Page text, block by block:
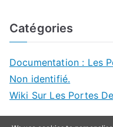
Catégories
Documentation : Les
Non identifié.
Wiki Sur Les Portes